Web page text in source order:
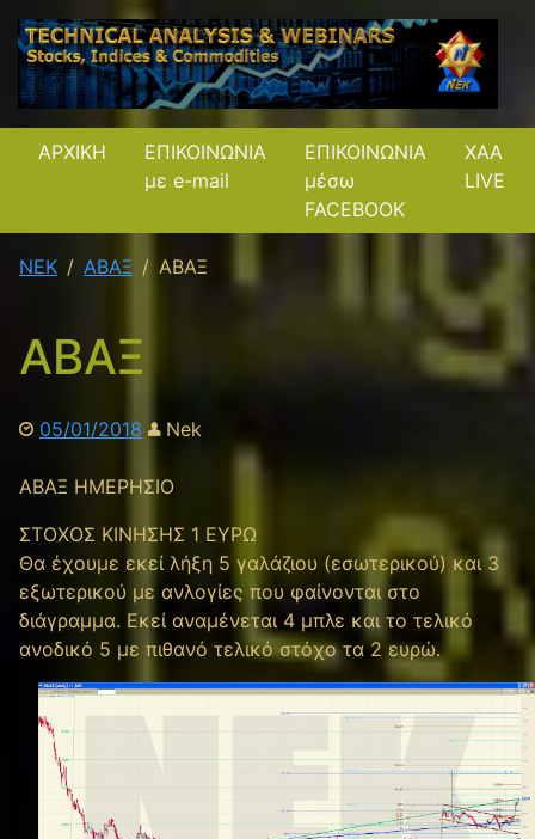
ΑΡΧΙΚΗ
ΕΠΙΚΟΙΝΩΝΙΑ
με e-mail
ΕΠΙΚΟΙΝΩΝΙΑ
μέσω
FACEBOOK
XAA
LIVE
NEK ΑΒΑΞ ΑΒΑΞ
ΑΒΑΞ
05/01/2018 Nek
ΑΒΑΞ ΗΜΕΡΗΣΙΟ
ΣΤΟΧΟΣ ΚΙΝΗΣΗΣ 1 ΕΥΡΩ
Θα έχουμε εκεί λήξη 5 γαλάζιου (εσωτερικού) και 3
εξωτερικού με ανλογίες που φαίνονται στο
διάγραμμα. Εκεί αναμένεται 4 μπλε και το τελικό
ανοδικό 5 με πιθανό τελικό στόχο τα 2 ευρώ.